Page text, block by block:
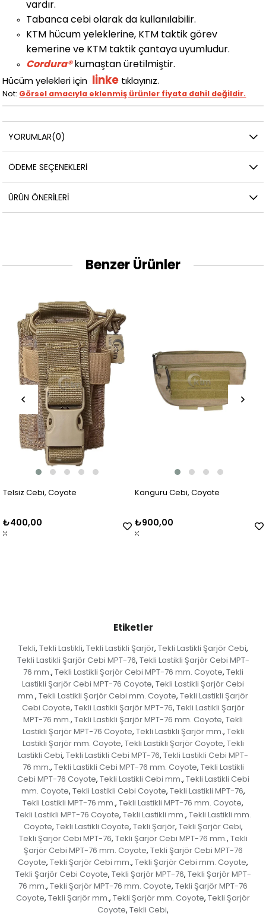
vardır.
Tabanca cebi olarak da kullanılabilir.
KTM hücum yeleklerine, KTM taktik görev
kemerine ve KTM taktik çantaya uyumludur.
Cordura®kumaştan üretilmiştir.
Hücüm yelekleri için linke tıklayınız.
Not: Görsel amacıyla eklenmiş ürünler fiyata dahil değildir.
YORUMLAR(0)
ÖDEME SEÇENEKLERI
ÜRÜN ÖNERILERI
Benzer Ürünler
Cebi, Coyote Kanguru Cebi, Coyote
₺900,00
Etiketler
Tekli, Tekli Lastikli, Tekli Lastikli Şarjör, Tekli Lastikli Şarjör Cebi,
Tekli Lastikli Şarjör Cebi MPT-76, Tekli Lastikli Şarjör Cebi MPT-
76 mm., Tekli Lastikli Şarjör Cebi MPT-76 mm. Coyote, Tekli
Lastikli Şarjör Cebi MPT-76 Coyote, Tekli Lastikli Şarjör Cebi
mm., Tekli Lastikli Şarjör Cebi mm. Coyote, Tekli Lastikli Şarjör
Cebi Coyote, Tekli Lastikli Şarjör MPT-76, Tekli Lastikli Şarjör
MPT-76 mm., Tekli Lastikli Şarjör MPT-76 mm. Coyote, Tekli
Lastikli Şarjör MPT-76 Coyote, Tekli Lastikli Şarjör mm., Tekli
Lastikli Şarjör mm. Coyote, Tekli Lastikli Şarjör Coyote, Tekli
Lastikli Cebi, Tekli Lastikli Cebi MPT-76, Tekli Lastikli Cebi MPT-
76 mm., Tekli Lastikli Cebi MPT-76 mm. Coyote, Tekli Lastikli
Cebi MPT-76 Coyote, Tekli Lastikli Cebi mm., Tekli Lastikli Cebi
mm. Coyote, Tekli Lastikli Cebi Coyote, Tekli Lastikli MPT-76,
Tekli Lastikli MPT-76 mm., Tekli Lastikli MPT-76 mm. Coyote,
Tekli Lastikli MPT-76 Coyote, Tekli Lastikli mm., Tekli Lastikli mm.
Coyote, Tekli Lastikli Coyote, Tekli Şarjör, Tekli Şarjör Cebi,
Tekli Şarjör Cebi MPT-76, Tekli Şarjör Cebi MPT-76 mm., Tekli
Şarjör Cebi MPT-76 mm. Coyote, Tekli Şarjör Cebi MPT-76
Coyote, Tekli Şarjör Cebi mm., Tekli Şarjör Cebi mm. Coyote,
Tekli Şarjör Cebi Coyote, Tekli Şarjör MPT-76, Tekli Şarjör MPT-
76 mm., Tekli Şarjör MPT-76 mm. Coyote, Tekli Şarjör MPT-76
Coyote, Tekli Şarjör mm., Tekli Şarjör mm. Coyote, Tekli Şarjör
Coyote, Tekli Cebi,